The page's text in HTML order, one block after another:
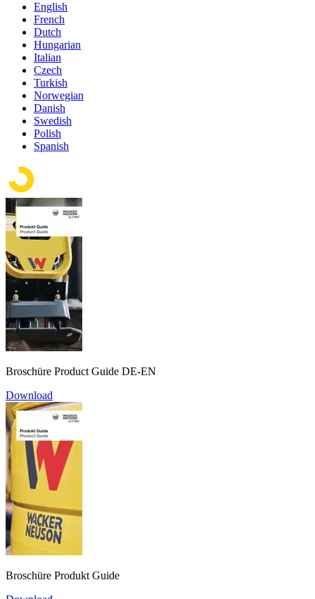
English
French
Dutch
Hungarian
Italian
Czech
Turkish
Norwegian
Danish
Swedish
Polish
Spanish
Broschüre Product Guide DE-EN
Download
Broschüre Produkt Guide